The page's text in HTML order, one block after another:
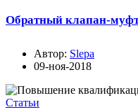
Обратный клапан-
Автор: Slepa
09-ноя-2018
Статьи